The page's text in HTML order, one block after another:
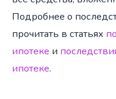
Подробнее о
прочитать в статьях
ипотеке и
ипотеке.